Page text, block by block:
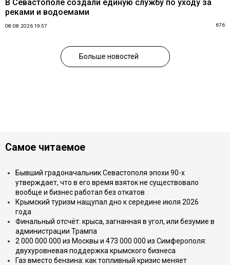
В Севастополе создали единую службу по уходу за
реками и водоемами
08.08.2026 19:57 676
Больше новостей
Самое читаемое
Бывший градоначальник Севастополя эпохи 90-х
утверждает, что в его время взяток не существовало
вообще и бизнес работал без откатов
Крымский туризм нащупал дно к середине июля 2026
года
Финальный отсчёт: крыса, загнанная в угол, или безумие в
администрации Трампа
2 000 000 000 из Москвы и 473 000 000 из Симферополя:
двухуровневая поддержка крымского бизнеса
Газ вместо бензина: как топливный кризис меняет